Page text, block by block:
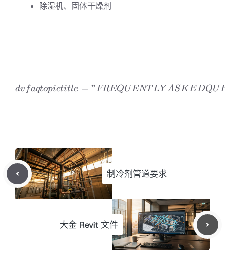
除湿机、固体干燥剂
dvfaqtopic
dv faqtopictitle = ”FREQUENT LY ASKEDQU
制冷剂管道要求
大金 Revit 文件